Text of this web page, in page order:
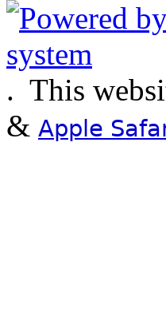
. This
& Apple